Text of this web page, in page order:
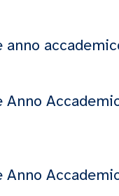
anno
Anno
Anno